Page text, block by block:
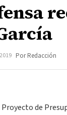
Por Redacción
de